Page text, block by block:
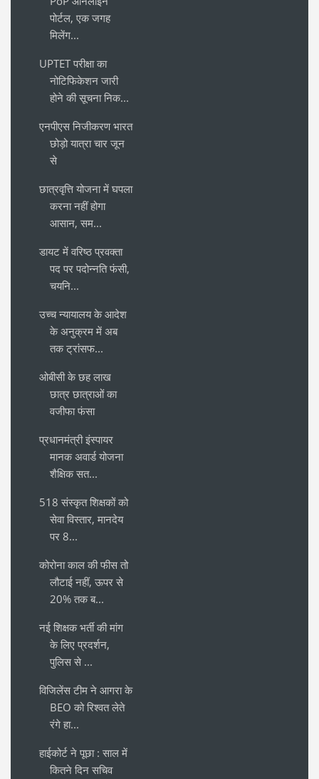
पोर्टल, एक जगह
मिलेंग...
UPTET परीक्षा का
नोटिफिकेशन जारी
होने की सूचना निक...
एनपीएस निजीकरण भारत
छोड़ो यात्रा चार जून
से
छात्रवृत्ति योजना में घपला
करना नहीं होगा
आसान, सम...
डायट में वरिष्ठ प्रवक्ता
पद पर पदोन्नति फंसी,
चयनि...
उच्च न्यायालय के आदेश
के अनुक्रम में अब
तक ट्रांसफ...
ओबीसी के छह लाख
छात्र छात्राओं का
वजीफा फंसा
प्रधानमंत्री इंस्पायर
मानक अवार्ड योजना
शैक्षिक सत...
518 संस्कृत शिक्षकों को
सेवा विस्तार, मानदेय
पर 8...
कोरोना काल की फीस तो
लौटाई नहीं, ऊपर से
20% तक ब...
नई शिक्षक भर्ती की मांग
के लिए प्रदर्शन,
पुलिस से ...
विजिलेंस टीम ने आगरा के
BEO को रिश्वत लेते
रंगे हा...
हाईकोर्ट ने पूछा : साल में
कितने दिन सचिव